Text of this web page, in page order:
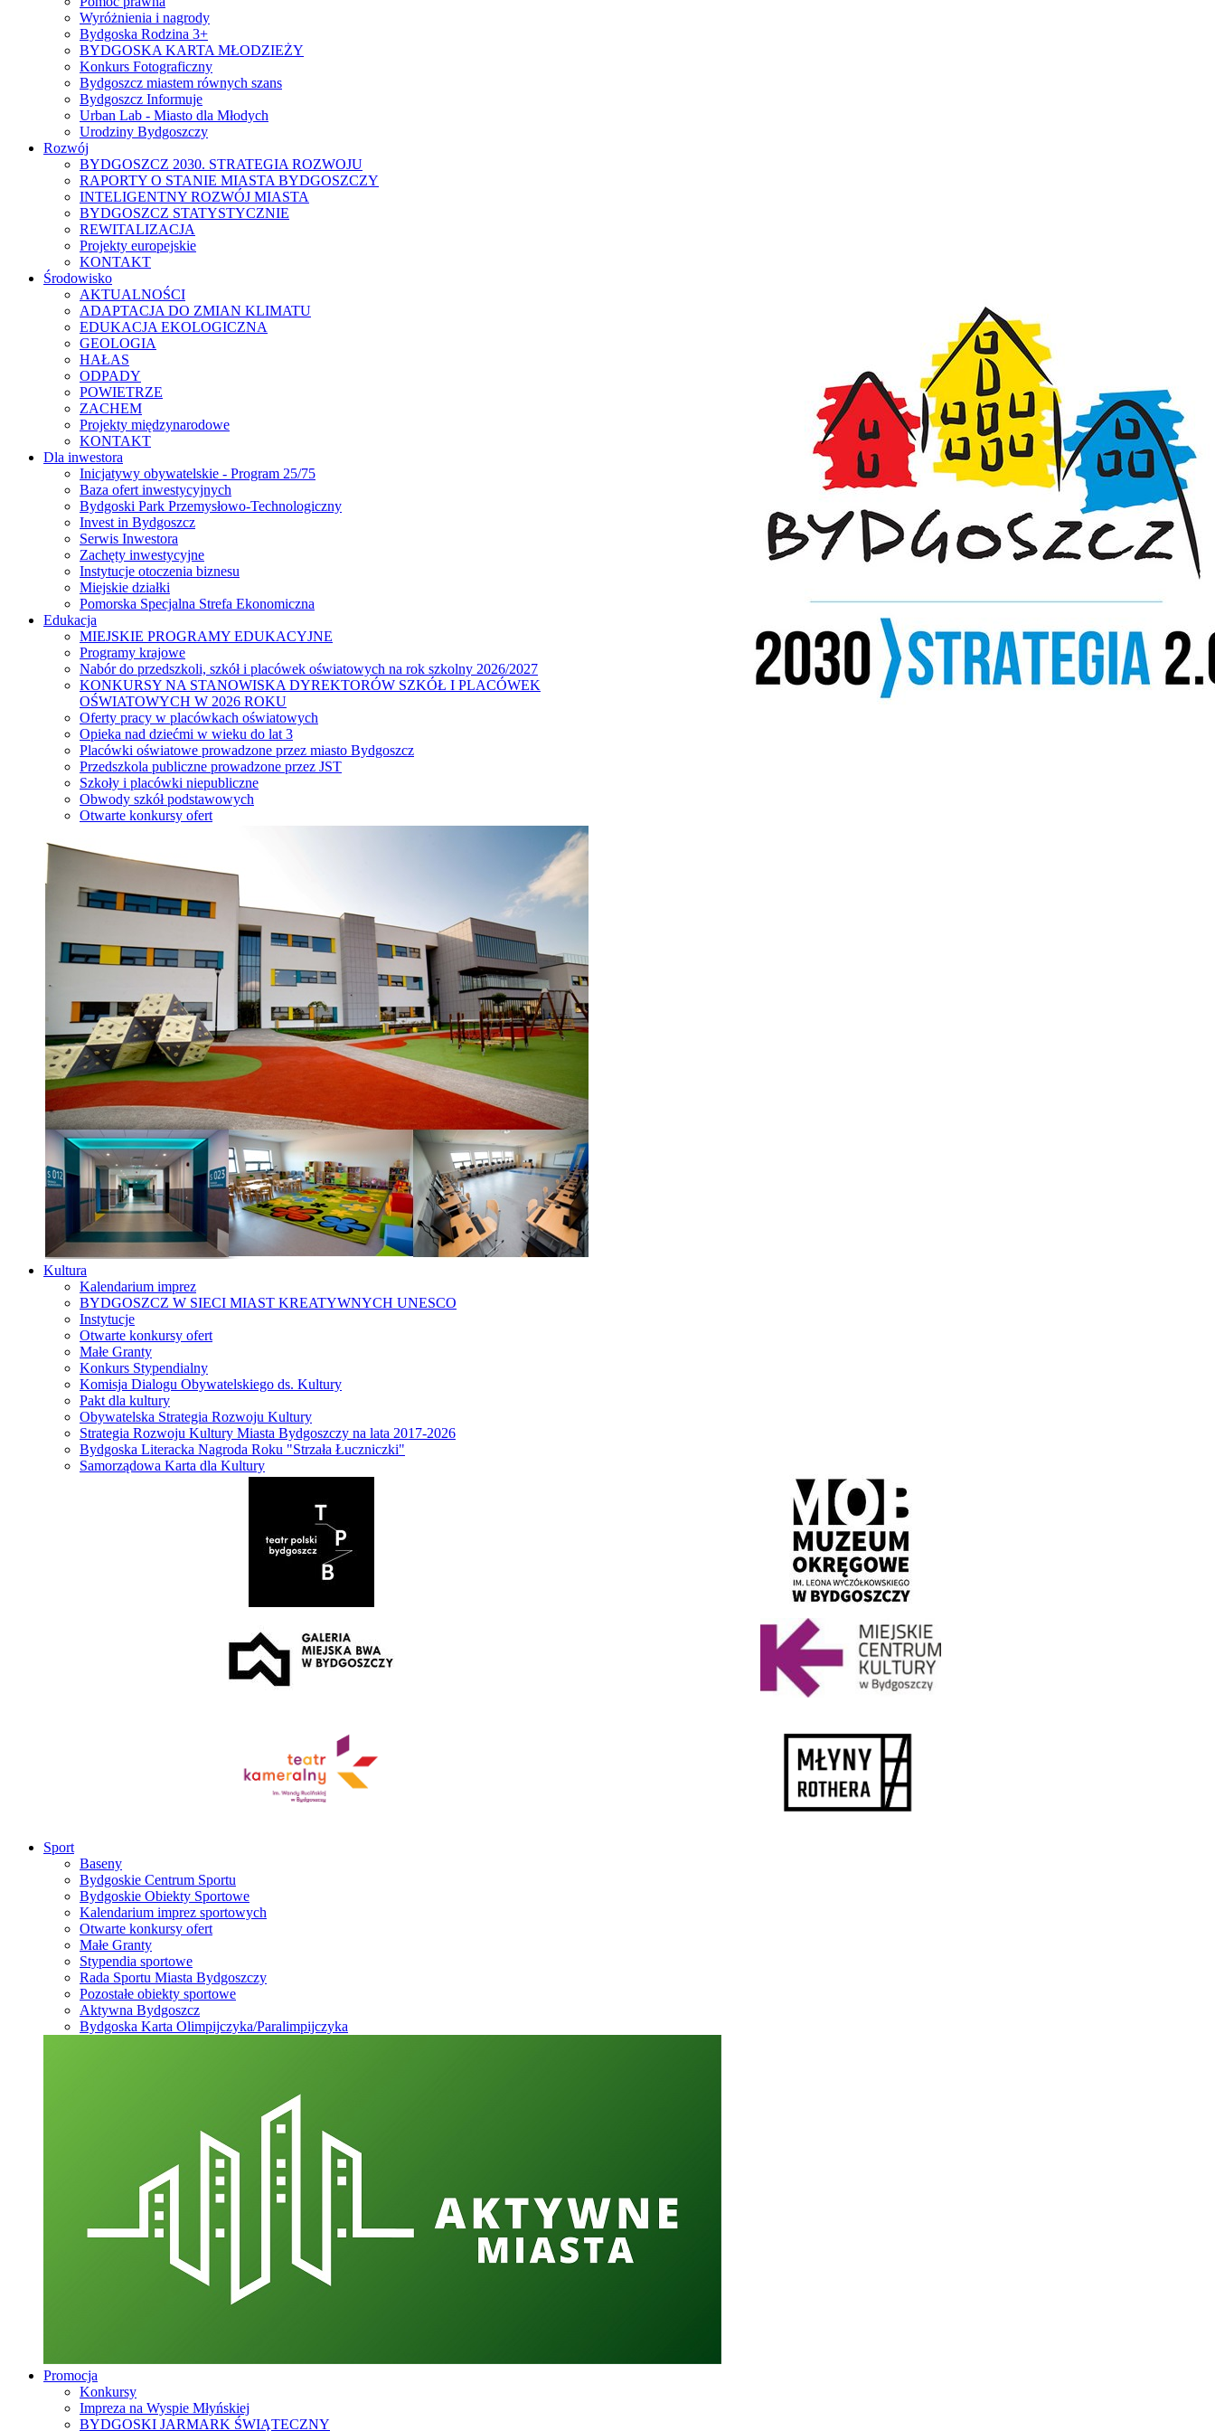
Wyróżnienia i nagrody
Bydgoska Rodzina 3+
BYDGOSKA KARTA MŁODZIEŻY
Konkurs Fotograficzny
Bydgoszcz miastem równych szans
Bydgoszcz Informuje
Urban Lab - Miasto dla Młodych
Urodziny Bydgoszczy
Rozwój
BYDGOSZCZ 2030. STRATEGIA ROZWOJU
RAPORTY O STANIE MIASTA BYDGOSZCZY
INTELIGENTNY ROZWÓJ MIASTA
BYDGOSZCZ STATYSTYCZNIE
REWITALIZACJA
Projekty europejskie
KONTAKT
Środowisko
AKTUALNOŚCI
ADAPTACJA DO ZMIAN KLIMATU
EDUKACJA EKOLOGICZNA
GEOLOGIA
HAŁAS
ODPADY
POWIETRZE
ZACHEM
Projekty międzynarodowe
KONTAKT
Dla inwestora
Inicjatywy obywatelskie - Program 25/75
Baza ofert inwestycyjnych
Bydgoski Park Przemysłowo-Technologiczny
Invest in Bydgoszcz
Serwis Inwestora
Zachęty inwestycyjne
Instytucje otoczenia biznesu
Miejskie działki
Pomorska Specjalna Strefa Ekonomiczna
Edukacja
MIEJSKIE PROGRAMY EDUKACYJNE
Programy krajowe
Nabór do przedszkoli, szkół i placówek oświatowych na rok szkolny 2026/2027
KONKURSY NA STANOWISKA DYREKTORÓW SZKÓŁ I PLACÓWEK
OŚWIATOWYCH W 2026 ROKU
Oferty pracy w placówkach oświatowych
Opieka nad dziećmi w wieku do lat 3
Placówki oświatowe prowadzone przez miasto Bydgoszcz
Przedszkola publiczne prowadzone przez JST
Szkoły i placówki niepubliczne
Obwody szkół podstawowych
Otwarte konkursy ofert
Kultura
Kalendarium imprez
BYDGOSZCZ W SIECI MIAST KREATYWNYCH UNESCO
Instytucje
Otwarte konkursy ofert
Małe Granty
Konkurs Stypendialny
Komisja Dialogu Obywatelskiego ds. Kultury
Pakt dla kultury
Obywatelska Strategia Rozwoju Kultury
Strategia Rozwoju Kultury Miasta Bydgoszczy na lata 2017-2026
Bydgoska Literacka Nagroda Roku "Strzała Łuczniczki"
Samorządowa Karta dla Kultury
Sport
Baseny
Bydgoskie Centrum Sportu
Bydgoskie Obiekty Sportowe
Kalendarium imprez sportowych
Otwarte konkursy ofert
Małe Granty
Stypendia sportowe
Rada Sportu Miasta Bydgoszczy
Pozostałe obiekty sportowe
Aktywna Bydgoszcz
Bydgoska Karta Olimpijczyka/Paralimpijczyka
Promocja
Konkursy
Impreza na Wyspie Młyńskiej
BYDGOSKI JARMARK ŚWIĄTECZNY